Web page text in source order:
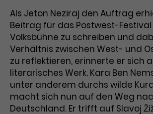
Laufzeit 1 Minute
Zweck
Das ist ein von Google
gesetztes Cookie.
Daten werden nur
pro Minute an Google
gesendet. Solange es
werden bestimmte
Datenübertragungen
Zweck
Dieses Cookie wird
Nutzerinteraktionen mit
Werbeanzeigen zu
Remarketing-
bereitzustellen.
Name IDE
Als Jeton Neziraj den Auftrag
Beitrag für das Postwest-
Volksbühne zu schreiben und
Verhältnis zwischen West- und
zu reflektieren, erinnerte er sich
literarisches Werk. Kara Ben
unter anderem durchs wilde
macht sich nun auf den Weg
Deutschland. Er trifft auf Slavoj